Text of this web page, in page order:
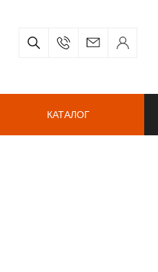
КАТАЛОГ